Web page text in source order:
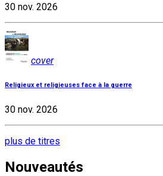
30 nov. 2026
cover
Religieux et religieuses face à la guerre
30 nov. 2026
plus de titres
Nouveautés